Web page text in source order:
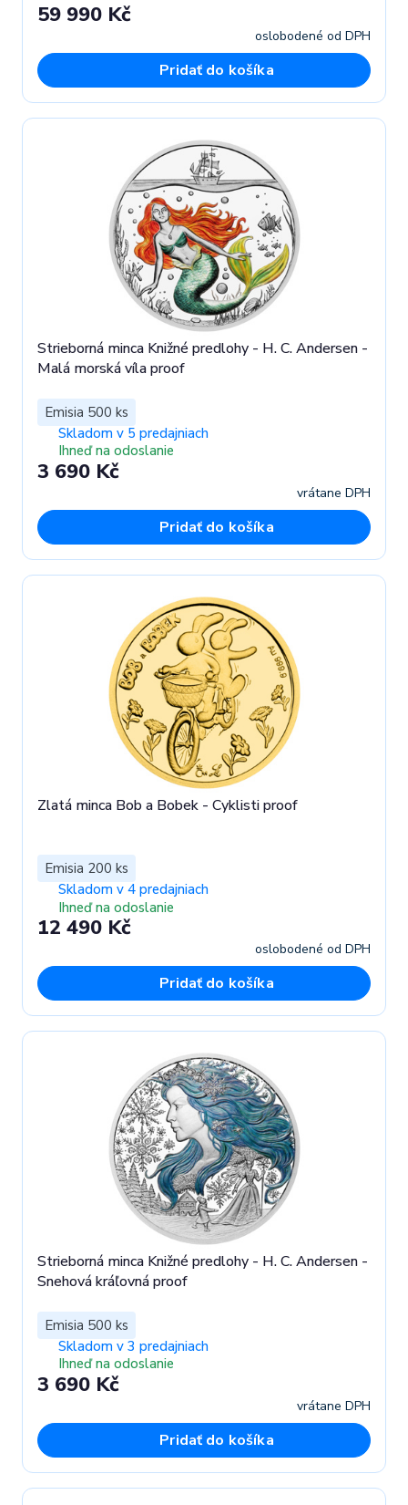
59 990 Kč
oslobodené od DPH
Pridať do košíka
Strieborná minca Knižné predlohy - H. C. Andersen -
Malá morská víla proof
Emisia 500 ks
Skladom v 5 predajniach
Ihneď na odoslanie
3 690 Kč
vrátane DPH
Pridať do košíka
Zlatá minca Bob a Bobek - Cyklisti proof
Emisia 200 ks
Skladom v 4 predajniach
Ihneď na odoslanie
12 490 Kč
oslobodené od DPH
Pridať do košíka
Strieborná minca Knižné predlohy - H. C. Andersen -
Snehová kráľovná proof
Emisia 500 ks
Skladom v 3 predajniach
Ihneď na odoslanie
3 690 Kč
vrátane DPH
Pridať do košíka